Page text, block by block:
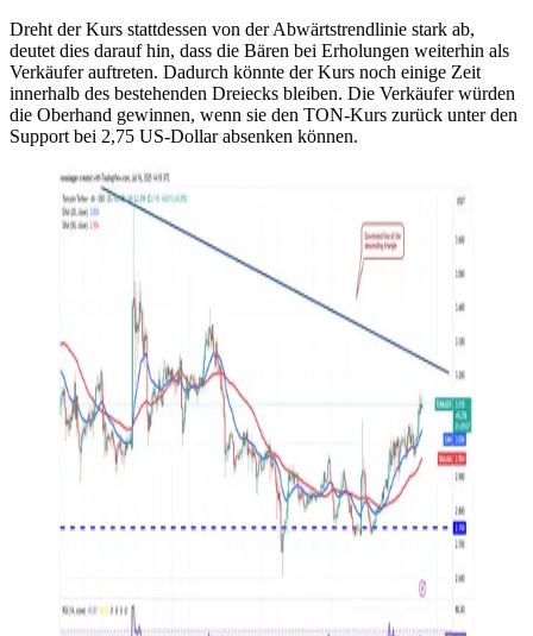
Dreht der Kurs stattdessen von der Abwärtstrendlinie stark ab,
deutet dies darauf hin, dass die Bären bei Erholungen weiterhin als
Verkäufer auftreten. Dadurch könnte der Kurs noch einige Zeit
innerhalb des bestehenden Dreiecks bleiben. Die Verkäufer würden
die Oberhand gewinnen, wenn sie den TON-Kurs zurück unter den
Support bei 2,75 US-Dollar absenken können.